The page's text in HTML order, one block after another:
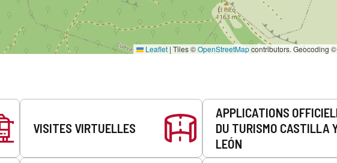
Leaflet | Tiles ©OpenStreetMapcontributors. Geocoding ©
VISITES VIRTUELLES
APPLICATIONS
DU TURISMO CASTILLA
LEÓN